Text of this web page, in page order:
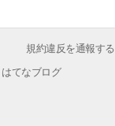
規約違反を通報する
はてなブログ